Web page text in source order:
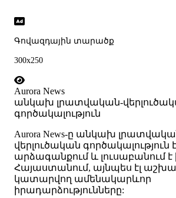
Գովազդային տարածք
300x250
Aurora News
անկախ լրատվական-
գործակալություն
Аurora News-ը անկախ
վերլուծական գործակալություն
արձագանքում և լուսաբանում է
Հայաստանում, այնպես էլ
կատարվող ամենակարևոր
իրադարձությունները: